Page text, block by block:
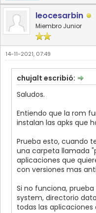
leocesarbin
Miembro Junior
14-11-2021, 07:49
chujalt escribió:
Saludos.
Entiendo que la rom
instalan las apks que
Prueba esto, cuando
una carpeta llamada
aplicaciones que
con versiones mas
Si no funciona,
system, directorio
todas las aplicaciones